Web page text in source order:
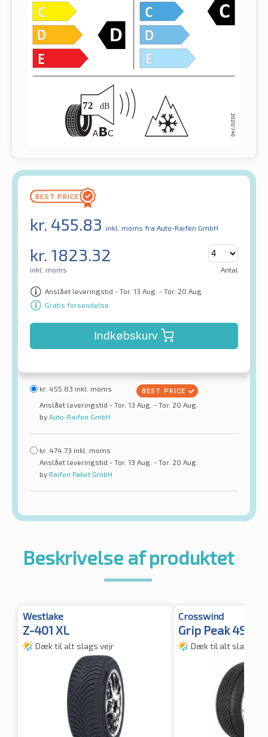
kr. 455.83 inkl. moms fra Auto-Raifen GmbH
kr. 1823.32
inkl. moms Antal
Anslået leveringstid - Tor. 13 Aug. - Tor. 20 Aug.
Gratis forsendelse
Indkøbskurv
kr. 455.83 inkl. moms
Anslået leveringstid - Tor. 13 Aug. - Tor. 20 Aug.
by Auto-Raifen GmbH
kr. 474.73 inkl. moms
Anslået leveringstid - Tor. 13 Aug. - Tor. 20 Aug.
by Raifen Paket GmbH
Beskrivelse af produktet
Westlake
Z-401 XL
Dæk til alt slags vejr
Crosswind
Grip Peak 4S
Dæk til alt slags